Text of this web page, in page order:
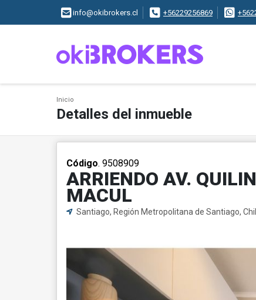
info@okibrokers.cl +56229256869
Inicio
Detalles del inmueble
Código. 9508909
ARRIENDO AV.
MACUL
Santiago, Región Metropolitana de Santiago,